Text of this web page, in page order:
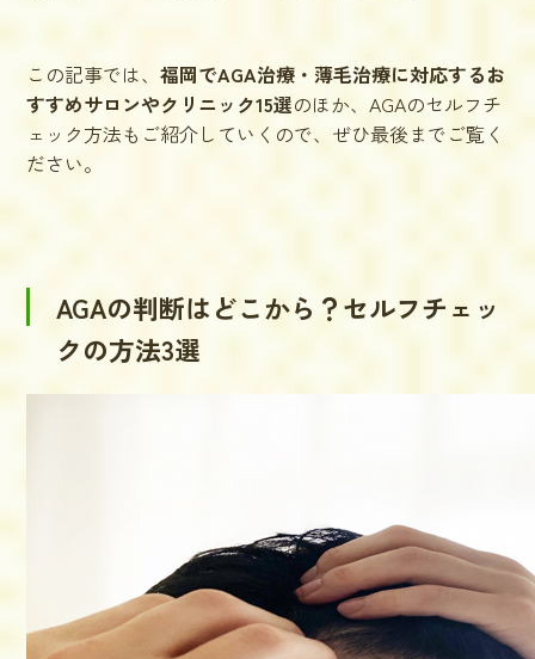
この記事では、福岡でAGA治療・薄毛治療に対応するお
すすめサロンやクリニック15選のほか、AGAのセルフチ
ェック方法もご紹介していくので、ぜひ最後までご覧く
ださい。
AGAの判断はどこから？セルフチェッ
クの方法3選